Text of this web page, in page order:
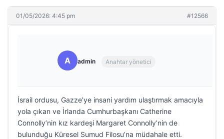
01/05/2026: 4:45 pm #12566
A admin Anahtar yönetici
İsrail ordusu, Gazze’ye insani yardım ulaştırmak amacıyla
yola çıkan ve İrlanda Cumhurbaşkanı Catherine
Connolly’nin kız kardeşi Margaret Connolly’nin de
bulunduğu Küresel Sumud Filosu’na müdahale etti.